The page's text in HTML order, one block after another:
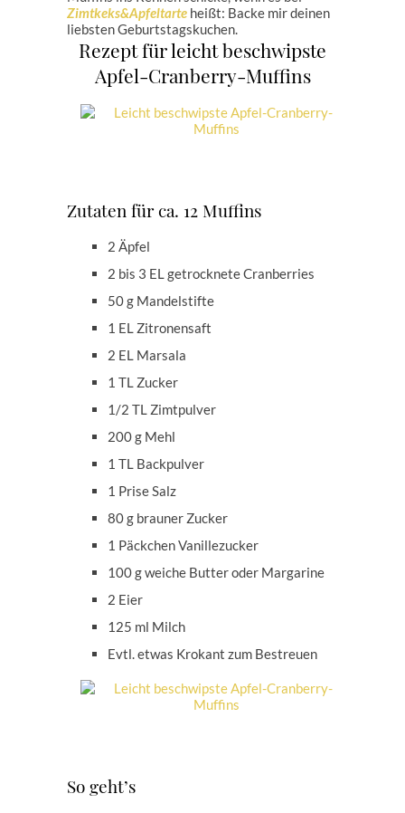
Zimtkeks&Apfeltarte heißt: Backe mir deinen
liebsten Geburtstagskuchen.
Rezept für leicht beschwipste
Apfel-Cranberry-Muffins
Zutaten für ca. 12 Muffins
2 Äpfel
2 bis 3 EL getrocknete Cranberries
50 g Mandelstifte
1 EL Zitronensaft
2 EL Marsala
1 TL Zucker
1/2 TL Zimtpulver
200 g Mehl
1 TL Backpulver
1 Prise Salz
80 g brauner Zucker
1 Päckchen Vanillezucker
100 g weiche Butter oder Margarine
2 Eier
125 ml Milch
Evtl. etwas Krokant zum Bestreuen
So geht’s